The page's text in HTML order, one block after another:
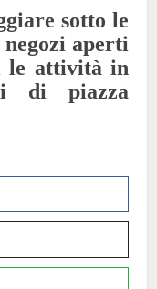
sotto le
aperti
le attività in
di piazza